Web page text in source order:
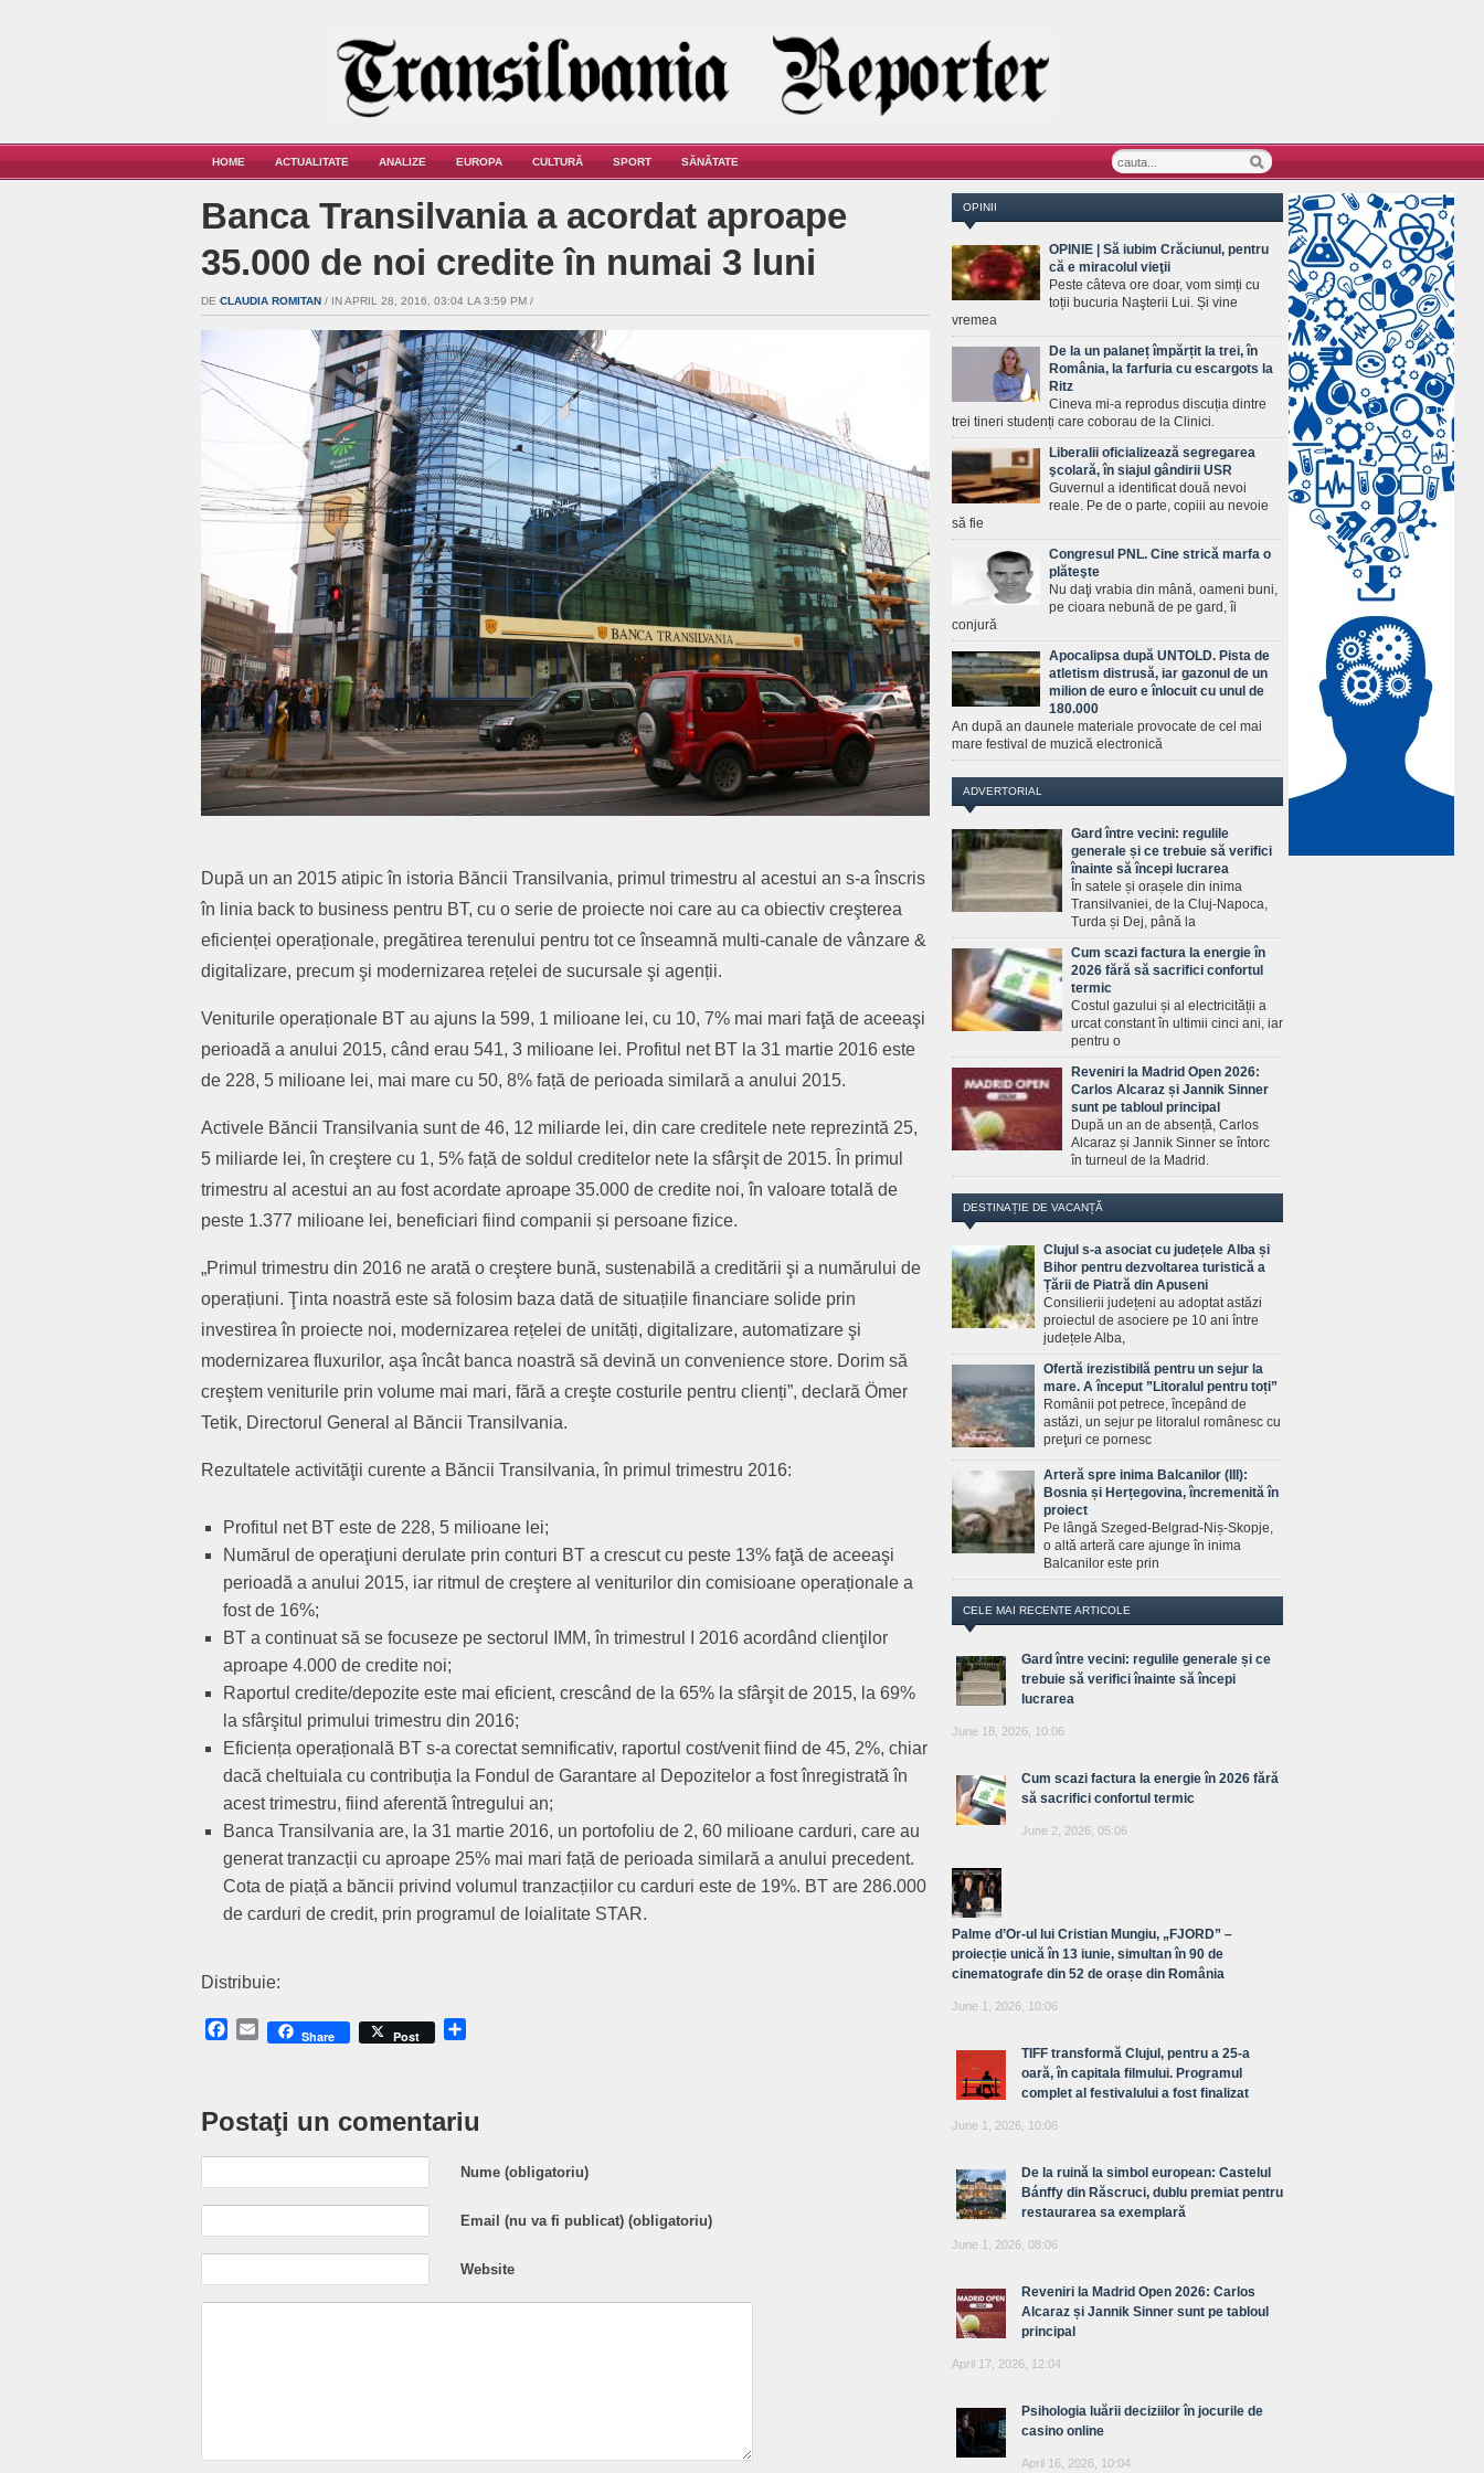
HOME ACTUALITATE ANALIZE EUROPA CULTURĂ SPORT SĂNĂTATE
Banca Transilvania a acordat aproape
35.000 de noi credite în numai 3 luni
DE CLAUDIA ROMITAN / IN APRIL 28, 2016, 03:04 LA 3:59 PM /
După un an 2015 atipic în istoria Băncii Transilvania, primul trimestru al acestui an s-a înscris
în linia back to business pentru BT, cu o serie de proiecte noi care au ca obiectiv creşterea
eficienței operaționale, pregătirea terenului pentru tot ce înseamnă multi-canale de vânzare &
digitalizare, precum şi modernizarea rețelei de sucursale şi agenții.
Veniturile operaționale BT au ajuns la 599, 1 milioane lei, cu 10, 7% mai mari faţă de aceeaşi
perioadă a anului 2015, când erau 541, 3 milioane lei. Profitul net BT la 31 martie 2016 este
de 228, 5 milioane lei, mai mare cu 50, 8% față de perioada similară a anului 2015.
Activele Băncii Transilvania sunt de 46, 12 miliarde lei, din care creditele nete reprezintă 25,
5 miliarde lei, în creştere cu 1, 5% față de soldul creditelor nete la sfârşit de 2015. Î n primul
trimestru al acestui an au fost acordate aproape 35.000 de credite noi, în valoare totală de
peste 1.377 milioane lei, beneficiari fiind companii și persoane fizice.
„Primul trimestru din 2016 ne arată o creştere bună, sustenabilă a creditării şi a numărului de
operațiuni. Ţinta noastră este să folosim baza dată de situațiile financiare solide prin
investirea în proiecte noi, modernizarea rețelei de unități, digitalizare, automatizare şi
modernizarea fluxurilor, aşa încât banca noastră să devină un convenience store. Dorim să
creştem veniturile prin volume mai mari, fără a creşte costurile pentru clienți”, declară Ömer
Tetik, Directorul General al Băncii Transilvania.
Rezultatele activităţii curente a Băncii Transilvania, în primul trimestru 2016:
Profitul net BT este de 228, 5 milioane lei;
Numărul de operaţiuni derulate prin conturi BT a crescut cu peste 13% faţă de aceeaşi
perioadă a anului 2015, iar ritmul de creştere al veniturilor din comisioane operaționale a
fost de 16%;
BT a continuat să se focuseze pe sectorul IMM, în trimestrul I 2016 acordând clienţilor
aproape 4.000 de credite noi;
Raportul credite/depozite este mai eficient, crescând de la 65% la sfârşit de 2015, la 69%
la sfârşitul primului trimestru din 2016;
Eficiența operațională BT s-a corectat semnificativ, raportul cost/venit fiind de 45, 2%, chiar
dacă cheltuiala cu contribuția la Fondul de Garantare al Depozitelor a fost înregistrată în
acest trimestru, fiind aferentă întregului an;
Banca Transilvania are, la 31 martie 2016, un portofoliu de 2, 60 milioane carduri, care au
generat tranzacții cu aproape 25% mai mari față de perioada similară a anului precedent.
Cota de piață a băncii privind volumul tranzacțiilor cu carduri este de 19%. BT are 286.000
de carduri de credit, prin programul de loialitate STAR.
Distribuie:
Facebook
EmailShare Post
Postaţi un comentariu
Nume (obligatoriu)
Email (nu va fi publicat) (obligatoriu)
Website
OPINII
OPINIE | Să iubim Crăciunul, pentru
că e miracolul vieţii
Peste câteva ore doar, vom simți cu
toții bucuria Naşterii Lui. Și vine
vremea
De la un palaneț împărțit la trei, în
România, la farfuria cu escargots la
Ritz
Cineva mi-a reprodus discuția dintre
trei tineri studenți care coborau de la Clinici.
Liberalii oficializează segregarea
şcolară, în siajul gândirii USR
Guvernul a identificat două nevoi
reale. Pe de o parte, copiii au nevoie
să fie
Congresul PNL. Cine strică marfa o
plăteşte
Nu daţi vrabia din mână, oameni buni,
pe cioara nebună de pe gard, îi
conjură
Apocalipsa după UNTOLD. Pista de
atletism distrusă, iar gazonul de un
milion de euro e înlocuit cu unul de
180.000
An după an daunele materiale provocate de cel mai
mare festival de muzică electronică
ADVERTORIAL
Gard între vecini: regulile
generale și ce trebuie să verifici
înainte să începi lucrarea
În satele și orașele din inima
Transilvaniei, de la Cluj-Napoca,
Turda și Dej, până la
Cum scazi factura la energie în
2026 fără să sacrifici confortul
termic
Costul gazului și al electricității a
urcat constant în ultimii cinci ani, iar
pentru o
Reveniri la Madrid Open 2026:
Carlos Alcaraz și Jannik Sinner
sunt pe tabloul principal
După un an de absență, Carlos
Alcaraz și Jannik Sinner se întorc
în turneul de la Madrid.
DESTINAȚIE DE VACANȚĂ
Clujul s-a asociat cu județele Alba și
Bihor pentru dezvoltarea turistică a
Țării de Piatră din Apuseni
Consilierii județeni au adoptat astăzi
proiectul de asociere pe 10 ani între
județele Alba,
Ofertă irezistibilă pentru un sejur la
mare. A început ”Litoralul pentru toți”
Românii pot petrece, începând de
astăzi, un sejur pe litoralul românesc cu
preţuri ce pornesc
Arteră spre inima Balcanilor (III):
Bosnia și Herțegovina, încremenită în
proiect
Pe lângă Szeged-Belgrad-Niș-Skopje,
o altă arteră care ajunge în inima
Balcanilor este prin
CELE MAI RECENTE ARTICOLE
Gard între vecini: regulile generale și ce
trebuie să verifici înainte să începi
lucrarea
June 18, 2026, 10:06
Cum scazi factura la energie în 2026 fără
să sacrifici confortul termic
June 2, 2026, 05:06
Palme d’Or-ul lui Cristian Mungiu, „FJORD” –
proiecție unică în 13 iunie, simultan în 90 de
cinematografe din 52 de orașe din România
June 1, 2026, 10:06
TIFF transformă Clujul, pentru a 25-a
oară, în capitala filmului. Programul
complet al festivalului a fost finalizat
June 1, 2026, 10:06
De la ruină la simbol european: Castelul
Bánffy din Răscruci, dublu premiat pentru
restaurarea sa exemplară
June 1, 2026, 08:06
Reveniri la Madrid Open 2026: Carlos
Alcaraz și Jannik Sinner sunt pe tabloul
principal
April 17, 2026, 12:04
Psihologia luării deciziilor în jocurile de
casino online
April 16, 2026, 10:04